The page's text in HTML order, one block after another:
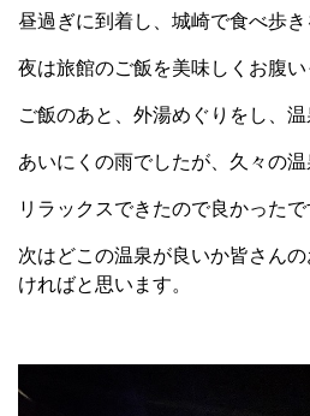
昼過ぎに到着し、城崎で食べ歩き
夜は旅館のご飯を美味しくお腹い
ご飯のあと、外湯めぐりをし、温
あいにくの雨でしたが、久々の温
リラックスできたので良かったで
次はどこの温泉が良いか皆さん
ければと思います。